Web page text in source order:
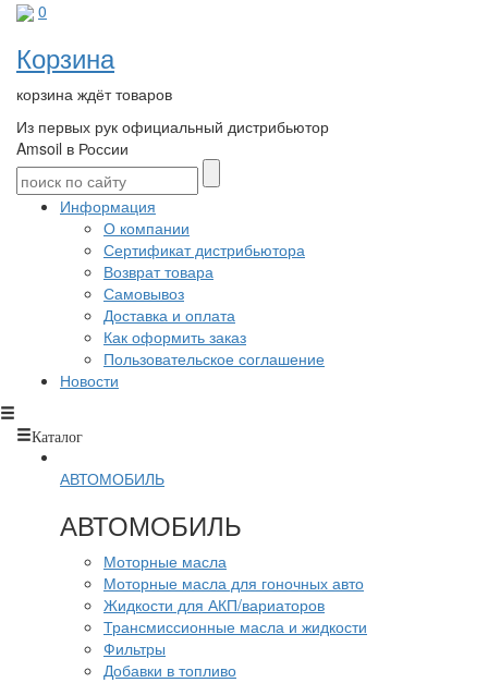
0
Корзина
корзина ждёт товаров
Из первых рук официальный дистрибьютор
Amsoil в России
Информация
О компании
Сертификат дистрибьютора
Возврат товара
Самовывоз
Доставка и оплата
Как оформить заказ
Пользовательское соглашение
Новости
Каталог
АВТОМОБИЛЬ
АВТОМОБИЛЬ
Моторные масла
Моторные масла для гоночных авто
Жидкости для АКП/вариаторов
Трансмиссионные масла и жидкости
Фильтры
Добавки в топливо